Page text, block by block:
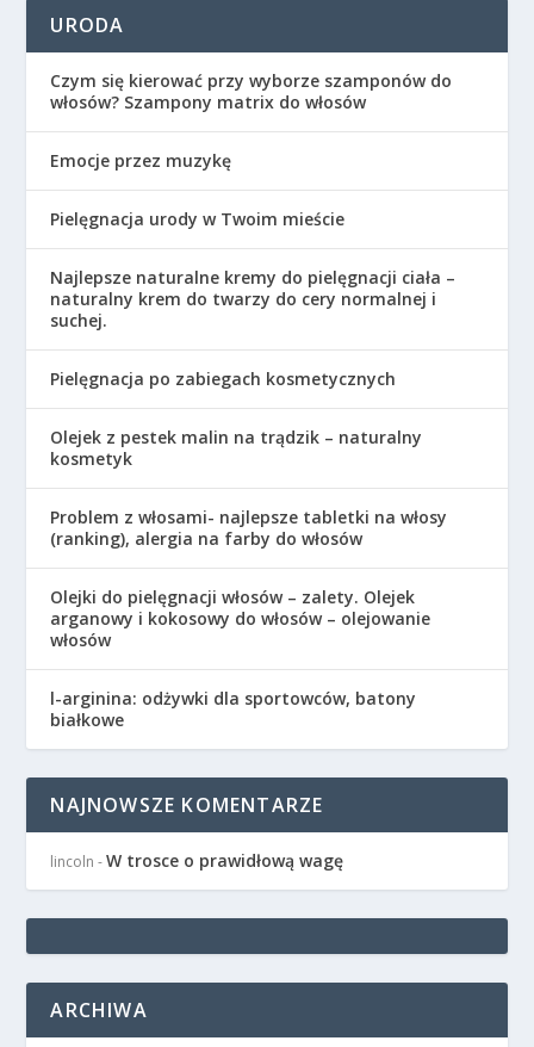
URODA
Czym się kierować przy wyborze szamponów do
włosów? Szampony matrix do włosów
Emocje przez muzykę
Pielęgnacja urody w Twoim mieście
Najlepsze naturalne kremy do pielęgnacji ciała –
naturalny krem do twarzy do cery normalnej i
suchej.
Pielęgnacja po zabiegach kosmetycznych
Olejek z pestek malin na trądzik – naturalny
kosmetyk
Problem z włosami- najlepsze tabletki na włosy
(ranking), alergia na farby do włosów
Olejki do pielęgnacji włosów – zalety. Olejek
arganowy i kokosowy do włosów – olejowanie
włosów
l-arginina: odżywki dla sportowców, batony
białkowe
NAJNOWSZE KOMENTARZE
lincoln -W trosce o prawidłową wagę
ARCHIWA